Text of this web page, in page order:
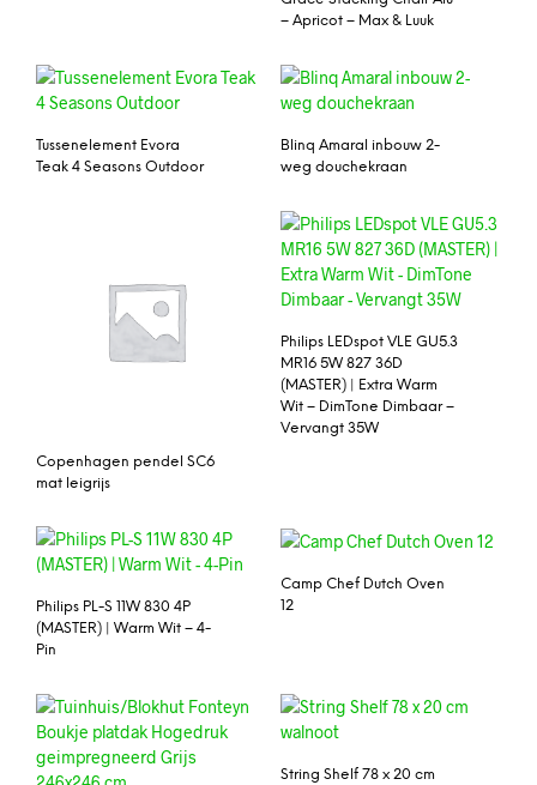
– Apricot – Max & Luuk
Tussenelement Evora
Teak 4 Seasons Outdoor
Blinq Amaral inbouw 2-
weg douchekraan
Copenhagen pendel SC6
mat leigrijs
Philips LEDspot VLE GU5.3
MR16 5W 827 36D
(MASTER) | Extra Warm
Wit – DimTone Dimbaar –
Vervangt 35W
Philips PL-S 11W 830 4P
(MASTER) | Warm Wit – 4-
Pin
Camp Chef Dutch Oven
12
String Shelf 78 x 20 cm